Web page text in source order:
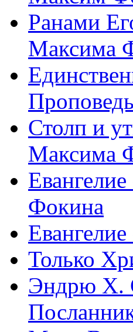
Ранами
Максима
Столп и
Максима
Фокина
Только
Эндрю Х.